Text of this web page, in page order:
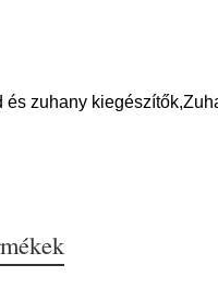
zuhany